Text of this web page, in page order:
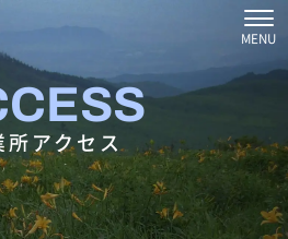
MENU
所アクセス